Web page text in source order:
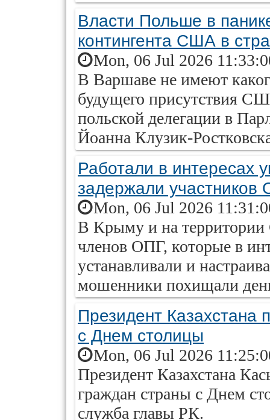
Власти Польше в
контингента США в
Mon, 06 Jul 2026
В Варшаве не имеют
будущего присутствия
польской делегации в
Йоанна Клузик-
Работали в интересах
задержали участников
Mon, 06 Jul 2026
В Крыму и на территории
членов ОПГ, которые в
устанавливали и
мошенники похищали
Президент Казахстана
с Днем столицы
Mon, 06 Jul 2026
Президент Казахстана
граждан страны с Днем
служба главы РК.